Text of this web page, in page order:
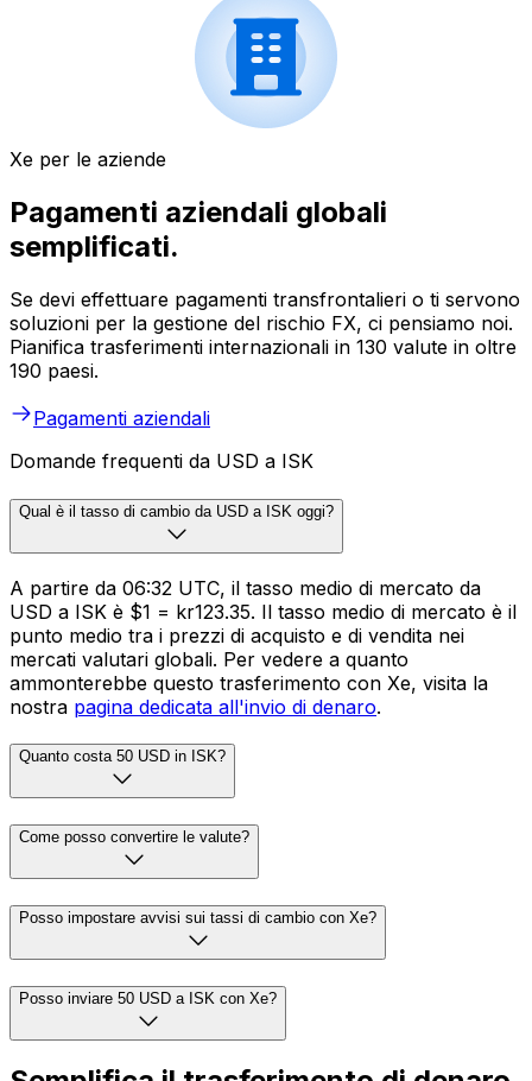
Xe per le aziende
Pagamenti aziendali globali
semplificati.
Se devi effettuare pagamenti transfrontalieri o ti servono
soluzioni per la gestione del rischio FX, ci pensiamo noi.
Pianifica trasferimenti internazionali in 130 valute in oltre
190 paesi.
Pagamenti aziendali
Domande frequenti da USD a ISK
Qual è il tasso di cambio da USD a ISK oggi?
A partire da 06:32 UTC, il tasso medio di mercato da
USD a ISK è $1 = kr123.35. Il tasso medio di mercato è il
punto medio tra i prezzi di acquisto e di vendita nei
mercati valutari globali. Per vedere a quanto
ammonterebbe questo trasferimento con Xe, visita la
nostra pagina dedicata all'invio di denaro.
Quanto costa 50 USD in ISK?
Come posso convertire le valute?
Posso impostare avvisi sui tassi di cambio con Xe?
Posso inviare 50 USD a ISK con Xe?